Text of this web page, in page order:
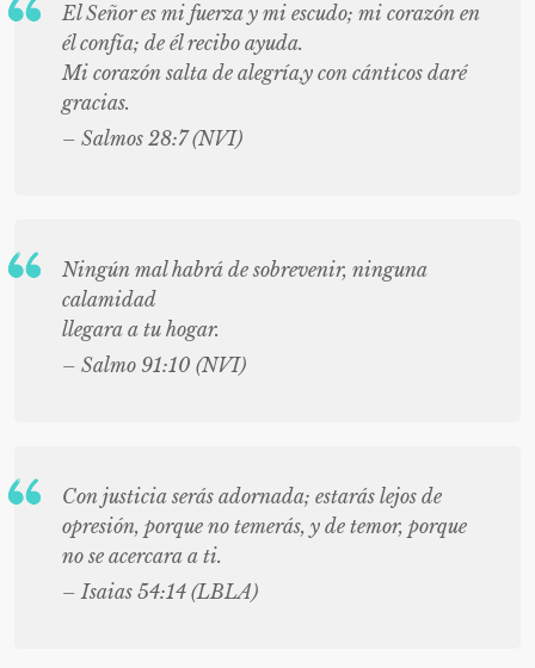
El Señor es mi fuerza y mi escudo; mi corazón en
él confía; de él recibo ayuda.
Mi corazón salta de alegría,y con cánticos daré
gracias.
– Salmos 28:7 (NVI)
Ningún mal habrá de sobrevenir, ninguna
calamidad
llegara a tu hogar.
– Salmo 91:10 (NVI)
Con justicia serás adornada; estarás lejos de
opresión, porque no temerás, y de temor, porque
no se acercara a ti.
– Isaias 54:14 (LBLA)